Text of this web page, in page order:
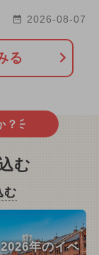
2026-08-07
る
？
む
む
2026年のイベ